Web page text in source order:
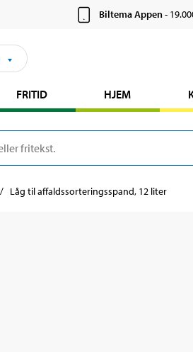
Biltema Appen-
FRITID HJEM
Låg til affaldssorteringsspand, 12 liter